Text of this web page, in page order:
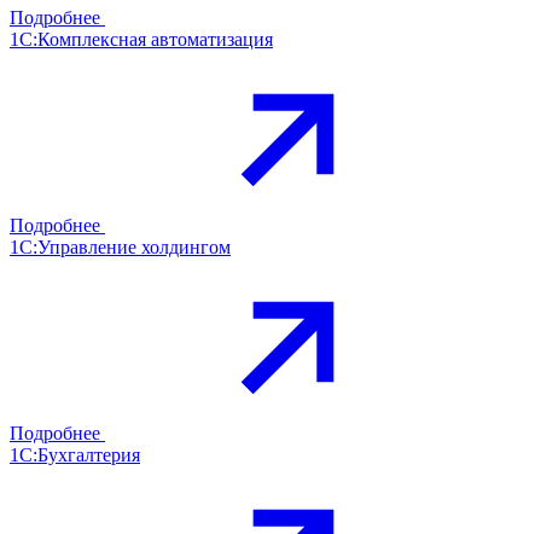
Подробнее
1С:Комплексная автоматизация
Подробнее
1С:Управление холдингом
Подробнее
1С:Бухгалтерия